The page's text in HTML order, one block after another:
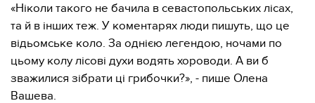
«Ніколи такого не бачила в севастопольських лісах,
та й в інших теж. У коментарях люди пишуть, що це
відьомське коло. За однією легендою, ночами по
цьому колу лісові духи водять хороводи. А ви б
зважилися зібрати ці грибочки?», - пише Олена
Вашева.